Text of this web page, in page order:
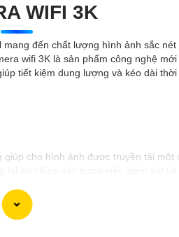
WIFI 3K
đến chất lượng hình ảnh sắc
wifi 3K là sản phẩm công nghệ
tiết kiệm dung lượng và kéo dài
cho hình ảnh được truyền tải